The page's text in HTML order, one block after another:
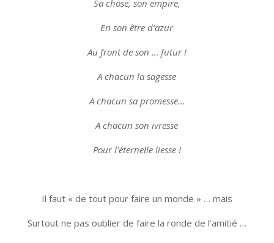
Sa chose, son empire,
En son être d’azur
Au front de son … futur !
A chacun la sagesse
A chacun sa promesse…
A chacun son ivresse
Pour l’éternelle liesse !
Il faut « de tout pour faire un monde » … mais
Surtout ne pas oublier de faire la ronde de l’amitié …